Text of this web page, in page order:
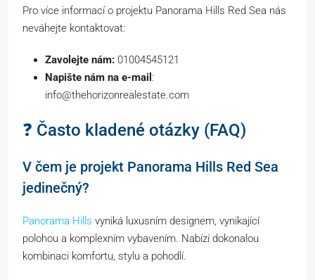
Pro více informací o projektu Panorama Hills Red Sea nás
neváhejte kontaktovat:
Zavolejte nám: 01004545121
Napište nám na e-mail :
info@thehorizonrealestate.com
❓ Často kladené otázky (FAQ)
V čem je projekt Panorama Hills Red Sea
jedinečný?
Panorama Hills vyniká luxusním designem, vynikající
polohou a komplexním vybavením. Nabízí dokonalou
kombinaci komfortu, stylu a pohodlí.